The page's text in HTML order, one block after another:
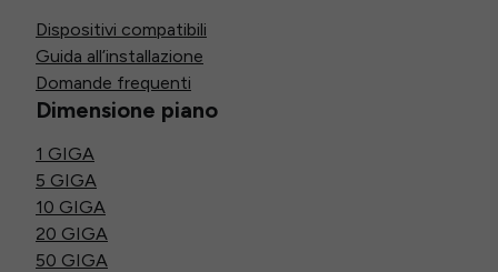
Dispositivi compatibili
Guida all’installazione
Domande frequenti
Dimensione piano
1 GIGA
5 GIGA
10 GIGA
20 GIGA
50 GIGA